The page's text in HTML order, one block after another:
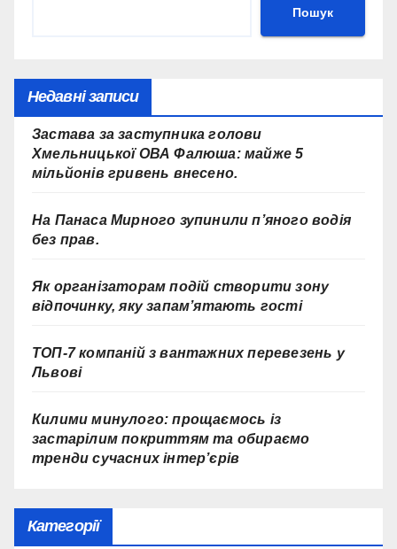
Пошук
Недавні записи
Застава за заступника голови
Хмельницької ОВА Фалюша: майже 5
мільйонів гривень внесено.
На Панаса Мирного зупинили п’яного водія
без прав.
Як організаторам подій створити зону
відпочинку, яку запам’ятають гості
ТОП-7 компаній з вантажних перевезень у
Львові
Килими минулого: прощаємось із
застарілим покриттям та обираємо
тренди сучасних інтер’єрів
Категорії